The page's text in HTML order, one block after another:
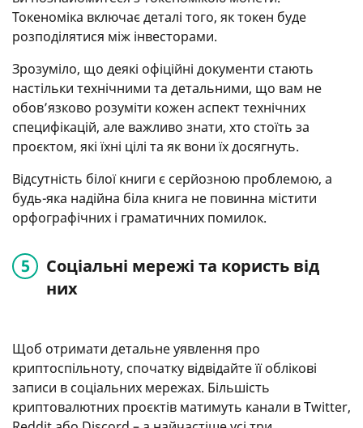
Токеноміка включає деталі того, як токен буде
розподілятися між інвесторами.
Зрозуміло, що деякі офіційні документи стають
настільки технічними та детальними, що вам не
обов’язково розуміти кожен аспект технічних
специфікацій, але важливо знати, хто стоїть за
проєктом, які їхні цілі та як вони їх досягнуть.
Відсутність білої книги є серйозною проблемою, а
будь-яка надійна біла книга не повинна містити
орфографічних і граматичних помилок.
Соціальні мережі та користь від
них
Щоб отримати детальне уявлення про
криптоспільноту, спочатку відвідайте її облікові
записи в соціальних мережах. Більшість
криптовалютних проєктів матимуть канали в Twitter,